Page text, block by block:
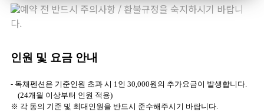
예약 전 반드시 주의사항 / 환불규정을 숙지하시기 바랍니
다.
인원 및 요금 안내
- 독채펜션은 기준인원 초과 시 1인 30,000원의 추가요금이 발생합니다.
(24개월 이상부터 인원 적용)
※ 각 동의 기준 및 최대인원을 반드시 준수해주시기 바랍니다.